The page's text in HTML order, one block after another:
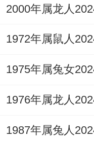
合。不管是职场
特有的洞察力将
终将绽放出属于